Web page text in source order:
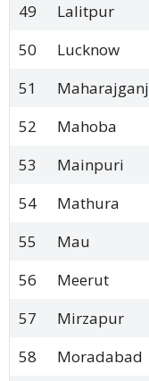
49
Lalitpur
50
Lucknow
51
Maharajganj
52
Mahoba
53
Mainpuri
54
Mathura
55
Mau
56
Meerut
57
Mirzapur
58
Moradabad